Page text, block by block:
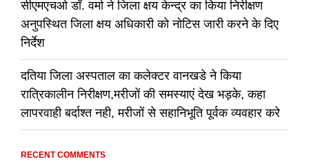
सीएमएचओ डॉ. वर्मा ने जिला क्षय केन्द्र का किया निरीक्षण
अनुपस्थित जिला क्षय अधिकारी को नोटिस जारी करने के दिए
निर्देश
दतिया जिला अस्पताल का कलेक्टर वानखडे ने किया
रात्रिकालीन निरीक्षण,मरीजों की समस्याएं देख भड़के, कहा
लापरवाही बर्दाश्त नही, मरीजों से सहानिभूति पूर्वक व्यवहार करे
RECENT COMMENTS